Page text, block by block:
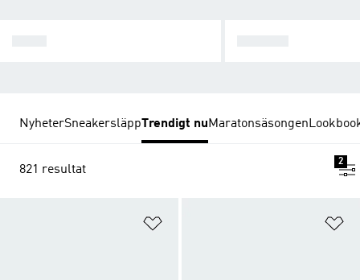
NyheterSneakersläppTrendigt nuMaratonsäsongen
821 resultat
2